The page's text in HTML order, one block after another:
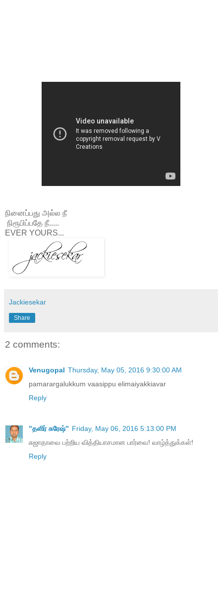
நினைப்பது அல்ல நீ
நிரூபிப்பதே நீ.....
EVER YOURS...
Jackiesekar
Share
2 comments:
Venugopal Thursday, May 05, 2016 9:30:00 AM
pamarargalukkum vaasippu elimaiyakkiavar
Reply
”தளிர் சுரேஷ்” Friday, May 06, 2016 5:13:00 PM
சுஜாதாவை பற்றிய வித்தியாசமான பார்வை! வாழ்த்துக்கள்!
Reply